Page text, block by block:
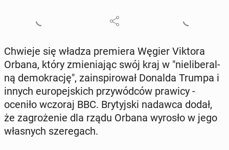
Chwieje się władza pre­mie­ra Węgier Viktora
Orbana, który zmie­nia­jąc swój kraj w "nie­li­be­ral­
ną de­mo­kra­cję", za­in­spi­ro­wał Donalda Trumpa i
innych eu­ro­pej­skich przy­wód­ców prawicy -
oceniło wczoraj BBC. Bry­tyj­ski nadawca dodał,
że za­gro­że­nie dla rządu Orbana wyrosło w jego
wła­snych sze­re­gach.